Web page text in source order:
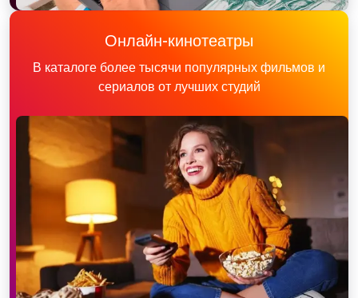
Онлайн-кинотеатры
В каталоге более тысячи популярных фильмов и
сериалов от лучших студий